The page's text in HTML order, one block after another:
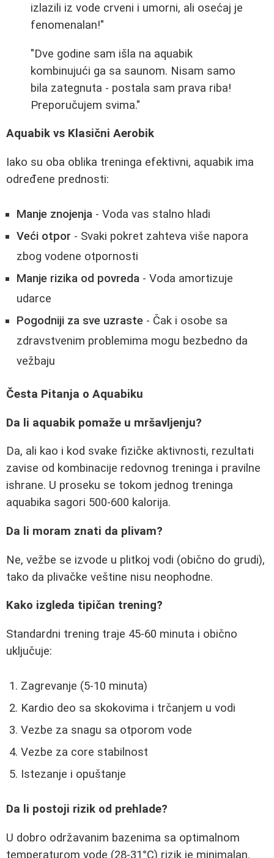
izlazili iz vode crveni i umorni, ali osećaj je
fenomenalan!"
"Dve godine sam išla na aquabik
kombinujući ga sa saunom. Nisam samo
bila zategnuta - postala sam prava riba!
Preporučujem svima."
Aquabik vs Klasični Aerobik
Iako su oba oblika treninga efektivni, aquabik ima
određene prednosti:
Manje znojenja - Voda vas stalno hladi
Veći otpor - Svaki pokret zahteva više napora
zbog vodene otpornosti
Manje rizika od povreda - Voda amortizuje
udarce
Pogodniji za sve uzraste - Čak i osobe sa
zdravstvenim problemima mogu bezbedno da
vežbaju
Česta Pitanja o Aquabiku
Da li aquabik pomaže u mršavljenju?
Da, ali kao i kod svake fizičke aktivnosti, rezultati
zavise od kombinacije redovnog treninga i pravilne
ishrane. U proseku se tokom jednog treninga
aquabika sagori 500-600 kalorija.
Da li moram znati da plivam?
Ne, vežbe se izvode u plitkoj vodi (obično do grudi),
tako da plivačke veštine nisu neophodne.
Kako izgleda tipičan trening?
Standardni trening traje 45-60 minuta i obično
uključuje:
Zagrevanje (5-10 minuta)
Kardio deo sa skokovima i trčanjem u vodi
Vezbe za snagu sa otporom vode
Vezbe za core stabilnost
Istezanje i opuštanje
Da li postoji rizik od prehlade?
U dobro održavanim bazenima sa optimalnom
temperaturom vode (28-31°C) rizik je minimalan.